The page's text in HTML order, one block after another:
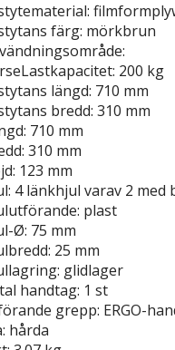
färg: mörkbrun
200 kg
längd: 710 mm
bredd: 310 mm
710 mm
310 mm
123 mm
4 länkhjul varav 2 med
plast
Ø: 75 mm
25 mm
glidlager
handtag: 1 st
grepp: ERGO-
hårda